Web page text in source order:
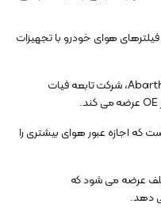
هوای خودرو با تجهیزات
با این حال، از زمان معرفی نسخه های Abarth SS، شرکت تابعه فیات
اجازه عبور هوای بیشتری را
عرضه می شود که
دهد.